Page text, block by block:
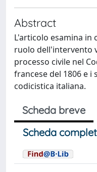
Abstract
L'articolo esamina in
ruolo dell'intervento
processo civile nel
francese del 1806 e i
codicistica italiana.
Scheda breve
Scheda